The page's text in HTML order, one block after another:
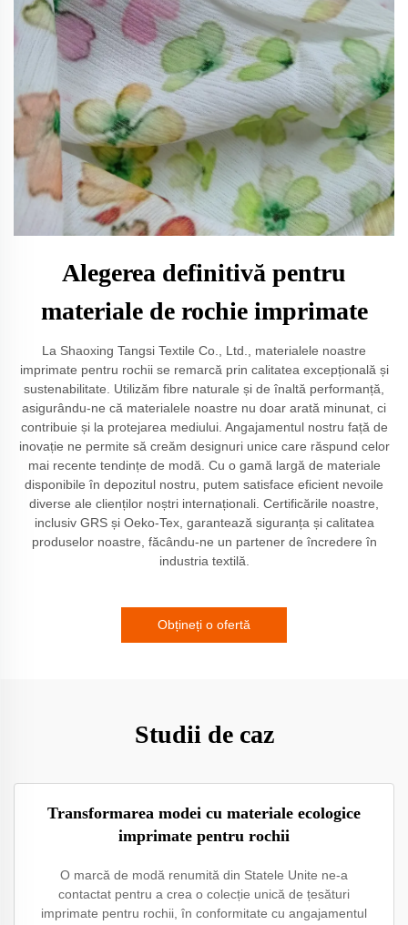
Alegerea definitivă pentru
materiale de rochie imprimate
La Shaoxing Tangsi Textile Co., Ltd., materialele noastre
imprimate pentru rochii se remarcă prin calitatea excepțională și
sustenabilitate. Utilizăm fibre naturale și de înaltă performanță,
asigurându-ne că materialele noastre nu doar arată minunat, ci
contribuie și la protejarea mediului. Angajamentul nostru față de
inovație ne permite să creăm designuri unice care răspund celor
mai recente tendințe de modă. Cu o gamă largă de materiale
disponibile în depozitul nostru, putem satisface eficient nevoile
diverse ale clienților noștri internaționali. Certificările noastre,
inclusiv GRS și Oeko-Tex, garantează siguranța și calitatea
produselor noastre, făcându-ne un partener de încredere în
industria textilă.
Obțineți o ofertă
Studii de caz
Transformarea modei cu materiale ecologice
imprimate pentru rochii
O marcă de modă renumită din Statele Unite ne-a
contactat pentru a crea o colecție unică de țesături
imprimate pentru rochii, în conformitate cu angajamentul